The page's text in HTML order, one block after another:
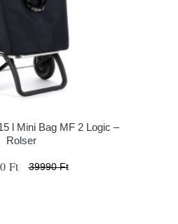
l Mini Bag MF 2 Logic –
Rolser
Ft 39990 Ft